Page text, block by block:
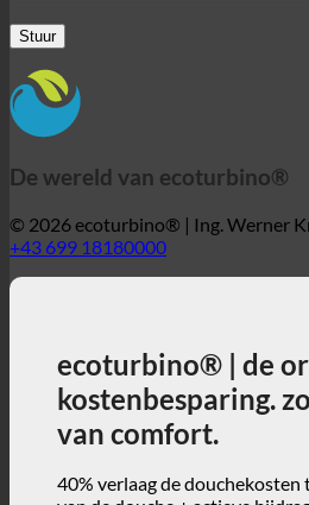
+43 699 18180000
kostenbesparing.
van comfort.
van de douche + actieve